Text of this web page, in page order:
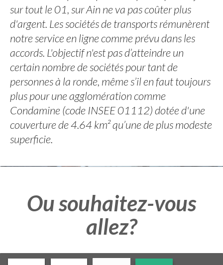
sur tout le 01, sur Ain ne va pas coûter plus
d'argent. Les sociétés de transports rémunèrent
notre service en ligne comme prévu dans les
accords. L'objectif n'est pas d’atteindre un
certain nombre de sociétés pour tant de
personnes à la ronde, même s’il en faut toujours
plus pour une agglomération comme
Condamine (code INSEE 01112) dotée d'une
couverture de 4.64 km² qu’une de plus modeste
superficie.
Ou souhaitez-vous
allez?